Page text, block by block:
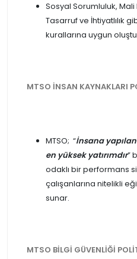
Sosyal Sorumluluk,
Tasarruf ve İhtiyatlılık
kurallarına uygun
MTSO İNSAN KAYNAKLARI
MTSO; “İnsana
en yüksek yatırımdır”
odaklı bir performans
çalışanlarına nitelikli
sunar.
MTSO BİLGİ GÜVENLİĞİ